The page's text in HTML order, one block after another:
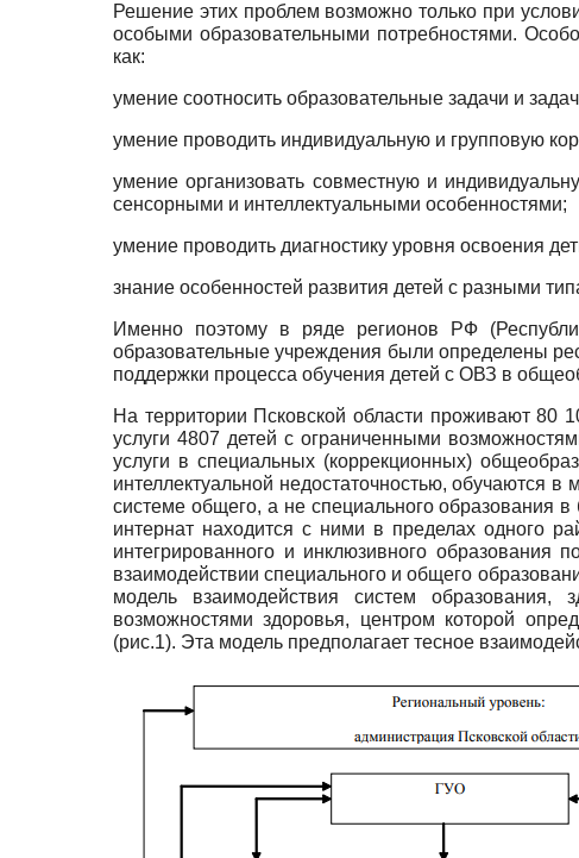
Решение этих проблем возможно только при
особыми образовательными потребностями.
как:
умение соотносить образовательные задачи и
умение проводить индивидуальную и групповую
умение организовать совместную и
сенсорными и интеллектуальными особенностями;
умение проводить диагностику уровня освоения
знание особенностей развития детей с разными
Именно поэтому в ряде регионов РФ
образовательные учреждения были определены
поддержки процесса обучения детей с ОВЗ в
На территории Псковской области проживают 80
услуги 4807 детей с ограниченными
услуги в специальных (коррекционных)
интеллектуальной недостаточностью, обучаются
системе общего, а не специального образования
интернат находится с ними в пределах одного
интегрированного и инклюзивного образования
взаимодействии специального и общего
модель взаимодействия систем
возможностями здоровья, центром которой
(рис.1). Эта модель предполагает тесное